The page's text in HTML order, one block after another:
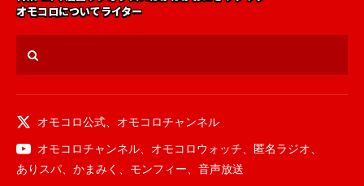
オモコロについてライター
オモコロ公式、 オモコロチャンネル
オモコロチャンネル、 オモコロウォッチ、 匿名ラジオ、
ありスパ、 かまみく 、 モンフィー、 音声放送